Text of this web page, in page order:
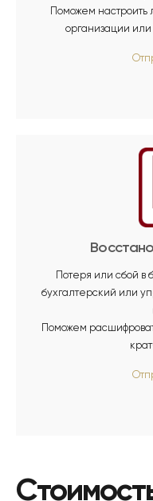
Поможем
организации
Потеря или сбой в
бухгалтерский или
Поможем